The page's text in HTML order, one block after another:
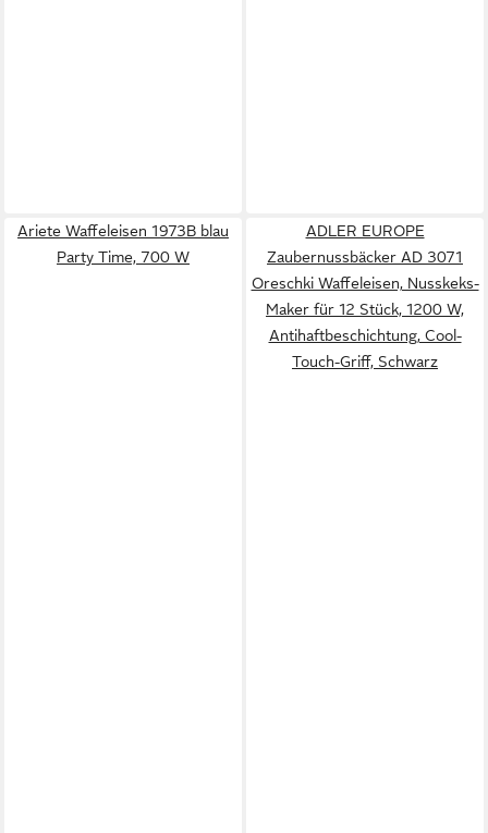
Ariete Waffeleisen 1973B blau
Party Time, 700 W
ADLER EUROPE
Zaubernussbäcker AD 3071
Oreschki Waffeleisen, Nusskeks-
Maker für 12 Stück, 1200 W,
Antihaftbeschichtung, Cool-
Touch-Griff, Schwarz